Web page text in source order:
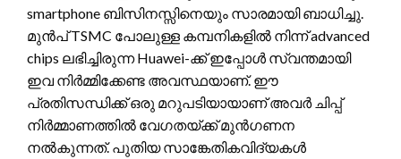
smartphone ബിസിനസ്സിനെയും സാരമായി ബാധിച്ചു.
മുൻപ് TSMC പോലുള്ള കമ്പനികളിൽ നിന്ന് advanced
chips ലഭിച്ചിരുന്ന Huawei-ക്ക് ഇപ്പോൾ സ്വന്തമായി
ഇവ നിർമ്മിക്കേണ്ട അവസ്ഥയാണ്. ഈ
പ്രതിസന്ധിക്ക് ഒരു മറുപടിയായാണ് അവർ ചിപ്പ്
നിർമ്മാണത്തിൽ വേഗതയ്ക്ക് മുൻഗണന
നൽകുന്നത്. പുതിയ സാങ്കേതികവിദ്യകൾ